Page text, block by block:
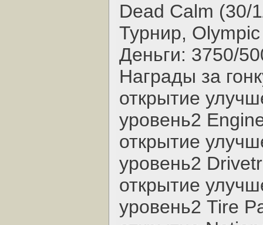
Dead Calm (30/
Турнир,
Деньги: 3750/
Награды за
открытие
уровень2
открытие
уровень2
открытие
уровень2 Tire